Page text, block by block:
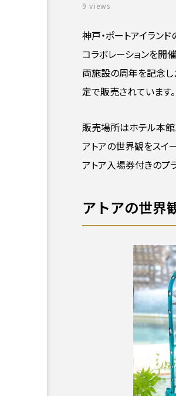
9 views
神戸・ポートアイラン
コラボレーションを開催
両施設の周年を記念し
定で販売されています。
販売場所はホテル本館1
アトアの世界観をスイ
アトア入場券付きのプ
アトアの世界